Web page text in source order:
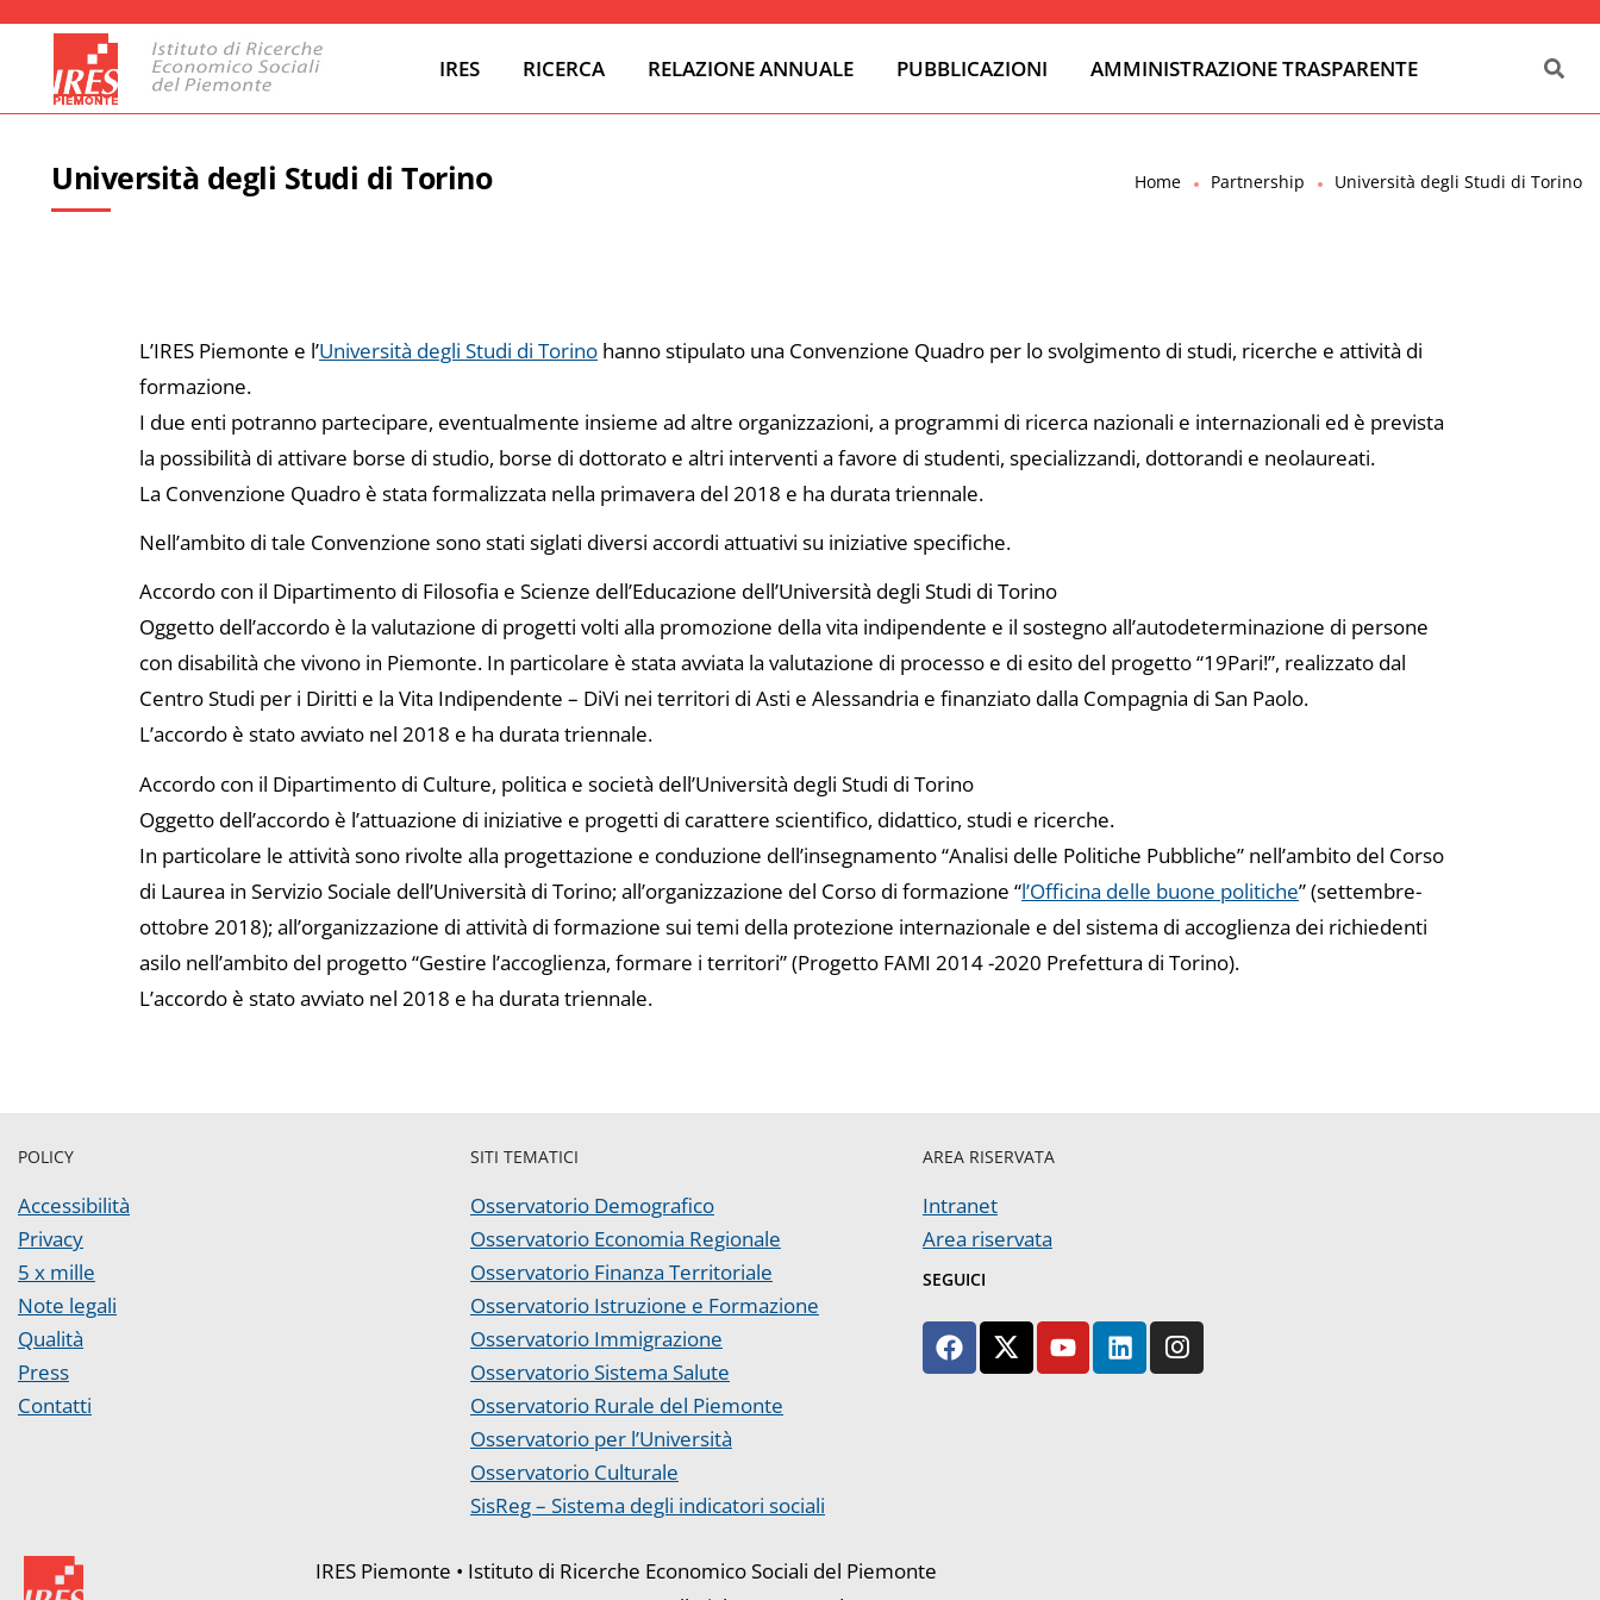
IRES RICERCA RELAZIONE ANNUALE PUBBLICAZIONI AMMINISTRAZIONE TRASPARENTE
Università degli Studi di Torino Home Partnership Università degli Studi di Torino
L’IRES Piemonte e l’Università degli Studi di Torino hanno stipulato una Convenzione Quadro per lo svolgimento di studi, ricerche e attività di
formazione.
I due enti potranno partecipare, eventualmente insieme ad altre organizzazioni, a programmi di ricerca nazionali e internazionali ed è prevista
la possibilità di attivare borse di studio, borse di dottorato e altri interventi a favore di studenti, specializzandi, dottorandi e neolaureati.
La Convenzione Quadro è stata formalizzata nella primavera del 2018 e ha durata triennale.
Nell’ambito di tale Convenzione sono stati siglati diversi accordi attuativi su iniziative specifiche.
Accordo con il Dipartimento di Filosofia e Scienze dell’Educazione dell’Università degli Studi di Torino
Oggetto dell’accordo è la valutazione di progetti volti alla promozione della vita indipendente e il sostegno all’autodeterminazione di persone
con disabilità che vivono in Piemonte. In particolare è stata avviata la valutazione di processo e di esito del progetto “19Pari!”, realizzato dal
Centro Studi per i Diritti e la Vita Indipendente – DiVi nei territori di Asti e Alessandria e finanziato dalla Compagnia di San Paolo.
L’accordo è stato avviato nel 2018 e ha durata triennale.
Accordo con il Dipartimento di Culture, politica e società dell’Università degli Studi di Torino
Oggetto dell’accordo è l’attuazione di iniziative e progetti di carattere scientifico, didattico, studi e ricerche.
In particolare le attività sono rivolte alla progettazione e conduzione dell’insegnamento “Analisi delle Politiche Pubbliche” nell’ambito del Corso
di Laurea in Servizio Sociale dell’Università di Torino; all’organizzazione del Corso di formazione “l’Officina delle buone politiche” (settembre-
ottobre 2018); all’organizzazione di attività di formazione sui temi della protezione internazionale e del sistema di accoglienza dei richiedenti
asilo nell’ambito del progetto “Gestire l’accoglienza, formare i territori” (Progetto FAMI 2014 -2020 Prefettura di Torino).
L’accordo è stato avviato nel 2018 e ha durata triennale.
POLICY
Accessibilità
Privacy
5 x mille
Note legali
Qualità
Press
Contatti
SITI TEMATICI
Osservatorio Demografico
Osservatorio Economia Regionale
Osservatorio Finanza Territoriale
Osservatorio Istruzione e Formazione
Osservatorio Immigrazione
Osservatorio Sistema Salute
Osservatorio Rurale del Piemonte
Osservatorio per l’Università
Osservatorio Culturale
SisReg – Sistema degli indicatori sociali
AREA RISERVATA
Intranet
Area riservata
SEGUICI
IRES Piemonte • Istituto di Ricerche Economico Sociali del Piemonte